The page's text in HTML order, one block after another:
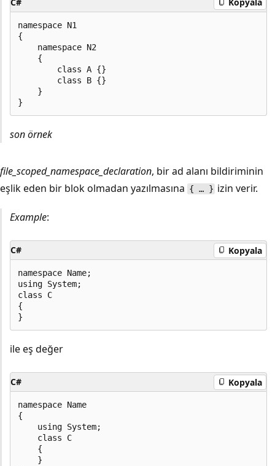
Kopyala
namespace N1
{
    namespace N2
    {
        class A {}
        class B {}
    }
son örnek
file_scoped_namespace_declaration, bir ad alanı bildiriminin
eşlik eden bir blok olmadan yazılmasına { … } izin verir.
Example:
C# Kopyala
namespace Name;
using System;
class C
{
ile eş değer
C# Kopyala
namespace Name
{
    using System;
    class C
    {
    }